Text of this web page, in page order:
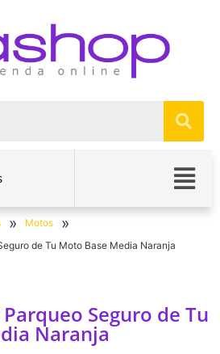
» Motos »
de Tu Moto Base Media Naranja
Seguro de Tu
Naranja